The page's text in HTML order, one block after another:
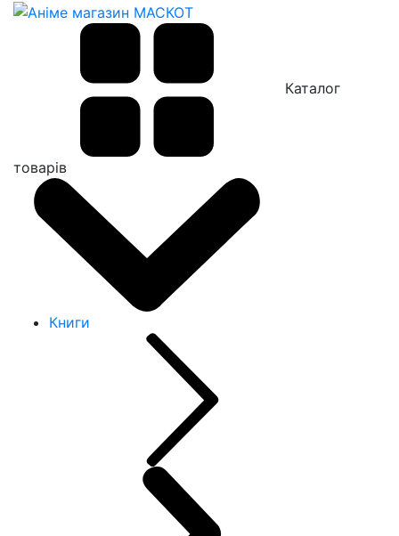
Каталог
товарів
Книги